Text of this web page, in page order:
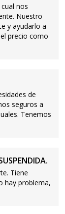
nos
Nuestro
y ayudarlo a
precio como
de
seguros a
Tenemos
Tiene
hay problema,